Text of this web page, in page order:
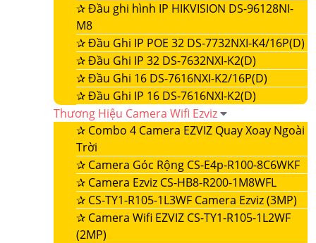
✰Đầu ghi hình IP HIKVISION DS-96128NI-
M8
✰Đầu Ghi IP POE 32 DS-7732NXI-K4/16P(D)
✰Đầu Ghi IP 32 DS-7632NXI-K2(D)
✰Đầu Ghi 16 DS-7616NXI-K2/16P(D)
✰Đầu Ghi IP 16 DS-7616NXI-K2(D)
Thương Hiệu Camera Wifi Ezviz
✰ Combo 4 Camera EZVIZ Quay Xoay Ngoài
Trời
✰ Camera Góc Rộng CS-E4p-R100-8C6WKF
✰ Camera Ezviz CS-HB8-R200-1M8WFL
✰ CS-TY1-R105-1L3WF Camera Ezviz (3MP)
✰ Camera Wifi EZVIZ CS-TY1-R105-1L2WF
(2MP)